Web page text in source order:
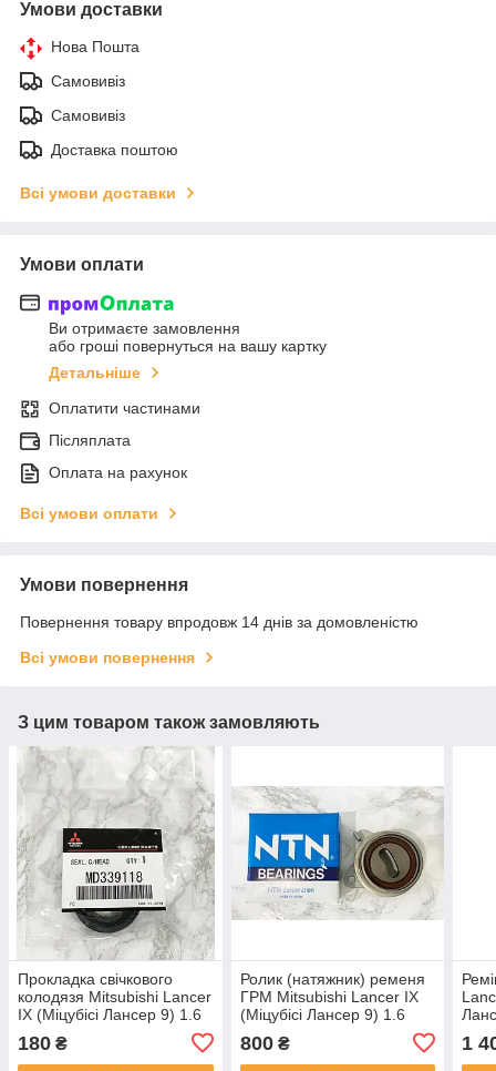
Умови доставки
Нова Пошта
Самовивіз
Самовивіз
Доставка поштою
Всі умови доставки
Умови оплати
Ви отримаєте замовлення
або гроші повернуться на вашу картку
Детальніше
Оплатити частинами
Післяплата
Оплата на рахунок
Всі умови оплати
Умови повернення
Повернення товару впродовж 14 днів за домовленістю
Всі умови повернення
З цим товаром також замовляють
Прокладка свічкового
колодязя Mitsubishi Lancer
IX (Міцубісі Лансер 9) 1.6
MD339118
180 ₴
Ролик (натяжник) ременя
ГРМ Mitsubishi Lancer IX
(Міцубісі Лансер 9) 1.6
NTN Японія (NEP57-008A-
6) MD356509
800₴ 1